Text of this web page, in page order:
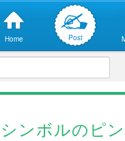
Home Post
シンボルのピ